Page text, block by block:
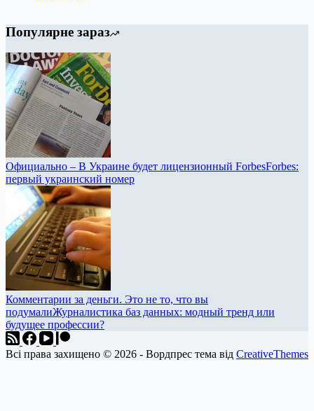
Популярне зараз
Официально – В Украине будет лицензионный ForbesForbes:
первый украинский номер
Комментарии за деньги. Это не то, что вы
подумалиЖурналистика баз данных: модный тренд или
будущее профессии?
Всі права захищено © 2026 - Вордпрес тема від CreativeThemes